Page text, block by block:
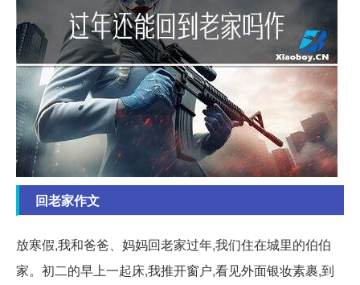
回老家作文
放寒假,我和爸爸、妈妈回老家过年,我们住在城里的伯伯
家。初二的早上一起床,我推开窗户,看见外面银妆素裹,到